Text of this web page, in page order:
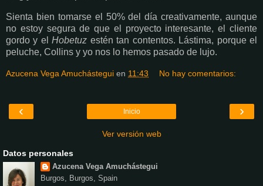
Sienta bien tomarse el 50% del día creativamente, aunque
no estoy segura de que el proyecto interesante, el cliente
gordo y elHobetuz estén tan contentos. Lástima, porque el
peluche, Collins y yo nos lo hemos pasado de lujo.
Azucena Vega Amuchástegui en 11:43 No hay comentarios:
‹ ›
Inicio
Ver versión web
Datos personales
Azucena Vega Amuchástegui
Burgos, Burgos, Spain